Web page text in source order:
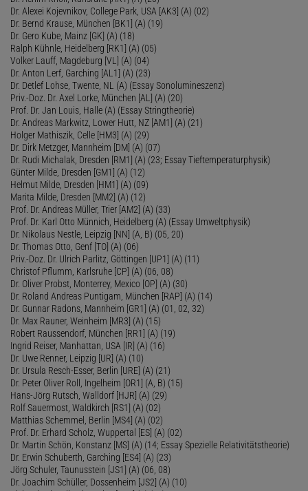
Dr. Alexei Kojevnikov, College Park, USA [AK3] (A) (02)
Dr. Bernd Krause, München [BK1] (A) (19)
Dr. Gero Kube, Mainz [GK] (A) (18)
Ralph Kühnle, Heidelberg [RK1] (A) (05)
Volker Lauff, Magdeburg [VL] (A) (04)
Dr. Anton Lerf, Garching [AL1] (A) (23)
Dr. Detlef Lohse, Twente, NL (A) (Essay Sonolumineszenz)
Priv.-Doz. Dr. Axel Lorke, München [AL] (A) (20)
Prof. Dr. Jan Louis, Halle (A) (Essay Stringtheorie)
Dr. Andreas Markwitz, Lower Hutt, NZ [AM1] (A) (21)
Holger Mathiszik, Celle [HM3] (A) (29)
Dr. Dirk Metzger, Mannheim [DM] (A) (07)
Dr. Rudi Michalak, Dresden [RM1] (A) (23; Essay Tieftemperaturphysik)
Günter Milde, Dresden [GM1] (A) (12)
Helmut Milde, Dresden [HM1] (A) (09)
Marita Milde, Dresden [MM2] (A) (12)
Prof. Dr. Andreas Müller, Trier [AM2] (A) (33)
Prof. Dr. Karl Otto Münnich, Heidelberg (A) (Essay Umweltphysik)
Dr. Nikolaus Nestle, Leipzig [NN] (A, B) (05, 20)
Dr. Thomas Otto, Genf [TO] (A) (06)
Priv.-Doz. Dr. Ulrich Parlitz, Göttingen [UP1] (A) (11)
Christof Pflumm, Karlsruhe [CP] (A) (06, 08)
Dr. Oliver Probst, Monterrey, Mexico [OP] (A) (30)
Dr. Roland Andreas Puntigam, München [RAP] (A) (14)
Dr. Gunnar Radons, Mannheim [GR1] (A) (01, 02, 32)
Dr. Max Rauner, Weinheim [MR3] (A) (15)
Robert Raussendorf, München [RR1] (A) (19)
Ingrid Reiser, Manhattan, USA [IR] (A) (16)
Dr. Uwe Renner, Leipzig [UR] (A) (10)
Dr. Ursula Resch-Esser, Berlin [URE] (A) (21)
Dr. Peter Oliver Roll, Ingelheim [OR1] (A, B) (15)
Hans-Jörg Rutsch, Walldorf [HJR] (A) (29)
Rolf Sauermost, Waldkirch [RS1] (A) (02)
Matthias Schemmel, Berlin [MS4] (A) (02)
Prof. Dr. Erhard Scholz, Wuppertal [ES] (A) (02)
Dr. Martin Schön, Konstanz [MS] (A) (14; Essay Spezielle Relativitätstheorie)
Dr. Erwin Schuberth, Garching [ES4] (A) (23)
Jörg Schuler, Taunusstein [JS1] (A) (06, 08)
Dr. Joachim Schüller, Dossenheim [JS2] (A) (10)